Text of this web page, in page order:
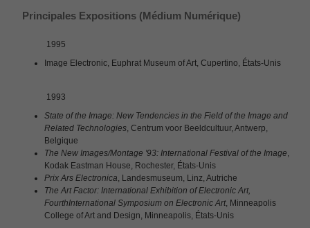
Principales Expositions (Médium Numérique)
1995
Image Electronic, Euphrat Museum of Art, Cupertino, États-Unis
1993
State of the Image: New Tendencies in the Field of the Image and
Related Technologies, Centrum voor Beeldcultuur, Antwerp,
Belgique
The New Images/Montage '93: International Festival of the Image,
Kodak Eastman House, Rochester, États-Unis
Prix Ars Electronica, Landesmuseum, Linz, Autriche
The Art Factor: International Exhibition of Electronic Art,
FourthInternational Symposium on Electronic Art, Minneapolis
College of Art and Design, Minneapolis, États-Unis